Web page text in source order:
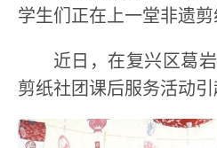
学生们正在上一堂非遗剪
近日，在复兴区葛
剪纸社团课后服务活动引